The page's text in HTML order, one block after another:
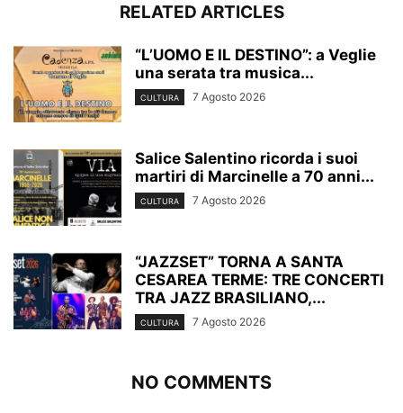
RELATED ARTICLES
“L’UOMO E IL DESTINO”: a Veglie
una serata tra musica...
CULTURA 7 Agosto 2026
Salice Salentino ricorda i suoi
martiri di Marcinelle a 70 anni...
CULTURA 7 Agosto 2026
“JAZZSET” TORNA A SANTA
CESAREA TERME: TRE CONCERTI
TRA JAZZ BRASILIANO,...
CULTURA 7 Agosto 2026
NO COMMENTS